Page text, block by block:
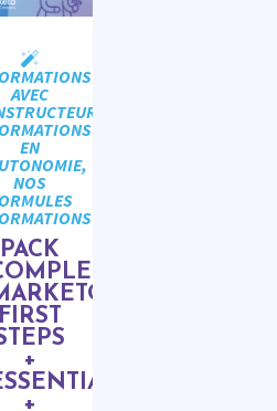
AVEC
EN
NOS
PACK
FIRST
+
+